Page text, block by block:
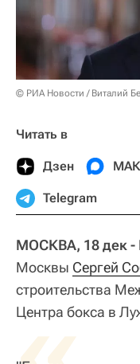
© РИА Новости / Виталий
Читать в
Дзен
Telegram
МОСКВА, 18 дек
Москвы Сергей
строительства
Центра бокса в